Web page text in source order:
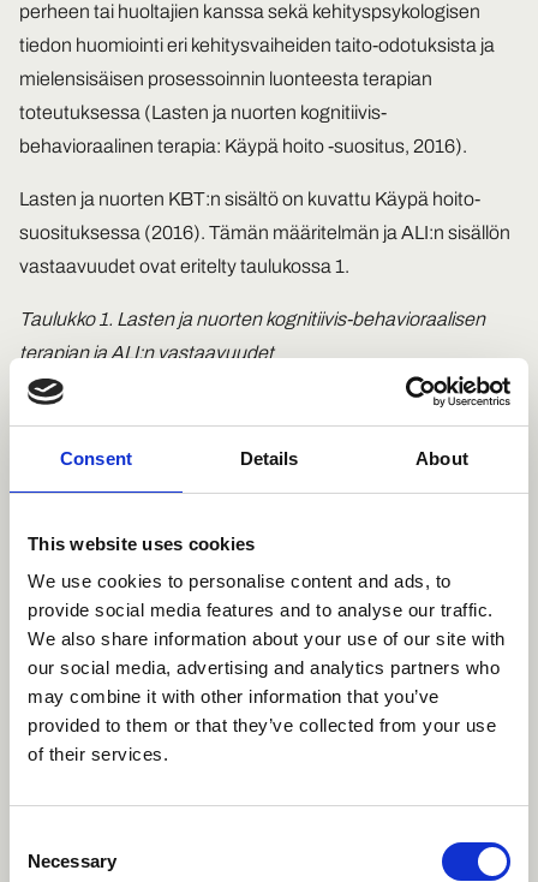
Consent Details About
This website uses cookies
We use cookies to personalise content and ads, to
provide social media features and to analyse our traffic.
We also share information about your use of our site with
our social media, advertising and analytics partners who
may combine it with other information that you’ve
provided to them or that they’ve collected from your use
of their services.
Selection
Necessary
perheen tai huoltajien kanssa sekä kehityspsykologisen
tiedon huomiointi eri kehitysvaiheiden taito-odotuksista ja
mielensisäisen prosessoinnin luonteesta terapian
toteutuksessa (Lasten ja nuorten kognitiivis-
behavioraalinen terapia: Käypä hoito -suositus, 2016).
Lasten ja nuorten KBT:n sisältö on kuvattu Käypä hoito-
suosituksessa (2016). Tämän määritelmän ja ALI:n sisällön
vastaavuudet ovat eritelty taulukossa 1.
Taulukko 1. Lasten ja nuorten kognitiivis-behavioraalisen
terapian ja ALI:n vastaavuudet
nuorten
Ympäristön ärsykkeille annetut
merkitykset ja tulkinnat vaikuttavat
käyttäytymiseen ja tunteisiin.
Toteutuu
Kognitiivisessa prosessoinnissa
(aistihavaintojen käsittely, ajattelu,
tunteisiin ja toimintaan.